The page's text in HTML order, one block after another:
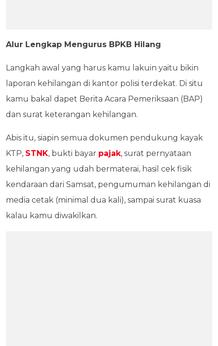
Alur Lengkap Mengurus BPKB Hilang
Langkah awal yang harus kamu lakuin yaitu bikin
laporan kehilangan di kantor polisi terdekat. Di situ
kamu bakal dapet Berita Acara Pemeriksaan (BAP)
dan surat keterangan kehilangan.
Abis itu, siapin semua dokumen pendukung kayak
KTP, STNK, bukti bayar pajak, surat pernyataan
kehilangan yang udah bermaterai, hasil cek fisik
kendaraan dari Samsat, pengumuman kehilangan di
media cetak (minimal dua kali), sampai surat kuasa
kalau kamu diwakilkan.